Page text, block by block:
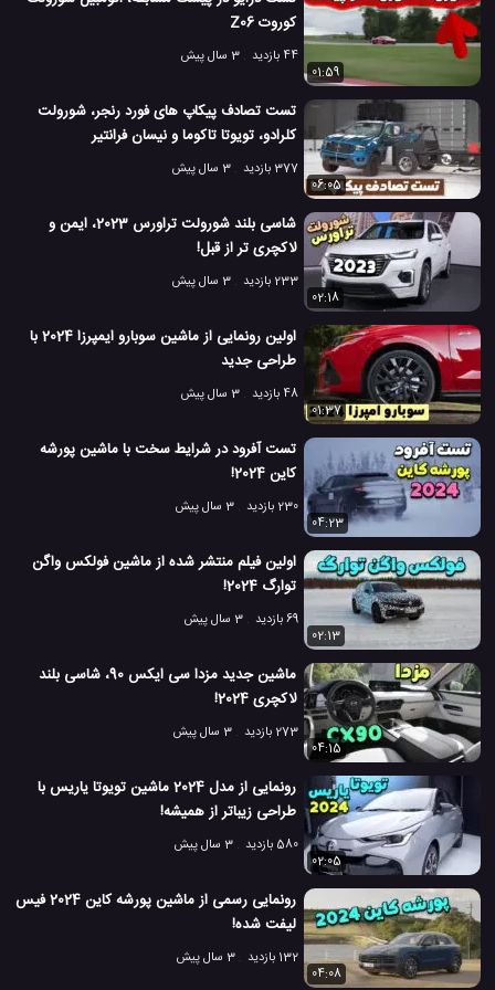
کوروت Z06
44 بازدید
3 سال پیش
01:59
تست تصادف پیکاپ های فورد رنجر، شورولت
کلرادو، تویوتا تاکوما و نیسان فرانتیر
377 بازدید
3 سال پیش
06:05
شاسی بلند شورولت تراورس 2023، ایمن و
لاکچری تر از قبل!
233 بازدید
3 سال پیش
02:18
اولین رونمایی از ماشین سوبارو ایمپرزا 2024 با
طراحی جدید
48 بازدید
3 سال پیش
01:37
تست آفرود در شرایط سخت با ماشین پورشه
کاین 2024!
230 بازدید
3 سال پیش
04:23
اولین فیلم منتشر شده از ماشین فولکس واگن
توارگ 2024!
69 بازدید
3 سال پیش
02:13
ماشین جدید مزدا سی ایکس 90، شاسی بلند
لاکچری 2024!
273 بازدید
3 سال پیش
04:15
رونمایی از مدل 2024 ماشین تویوتا یاریس با
طراحی زیباتر از همیشه!
580 بازدید
3 سال پیش
02:05
رونمایی رسمی از ماشین پورشه کاین 2024 فیس
لیفت شده!
132 بازدید
3 سال پیش
04:08